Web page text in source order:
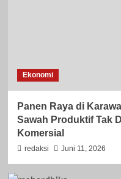
Ekonomi
Panen Raya di
Sawah Produktif Tak
Komersial
redaksi Juni 11, 2026